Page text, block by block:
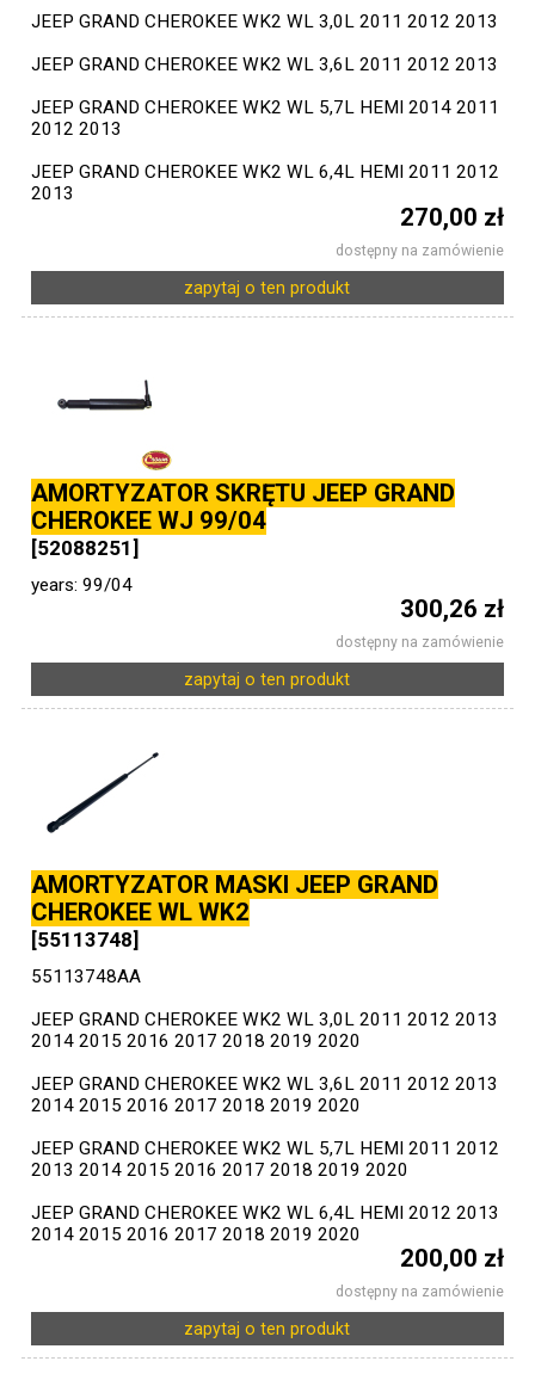
JEEP GRAND CHEROKEE WK2 WL 3,0L 2011 2012 2013
JEEP GRAND CHEROKEE WK2 WL 3,6L 2011 2012 2013
JEEP GRAND CHEROKEE WK2 WL 5,7L HEMI 2014 2011
2012 2013
JEEP GRAND CHEROKEE WK2 WL 6,4L HEMI 2011 2012
2013
270,00 zł
dostępny na zamówienie
zapytaj o ten produkt
AMORTYZATOR SKRĘTU JEEP GRAND
CHEROKEE WJ 99/04
[52088251]
years: 99/04
300,26 zł
dostępny na zamówienie
zapytaj o ten produkt
AMORTYZATOR MASKI JEEP GRAND
CHEROKEE WL WK2
[55113748]
55113748AA
JEEP GRAND CHEROKEE WK2 WL 3,0L 2011 2012 2013
2014 2015 2016 2017 2018 2019 2020
JEEP GRAND CHEROKEE WK2 WL 3,6L 2011 2012 2013
2014 2015 2016 2017 2018 2019 2020
JEEP GRAND CHEROKEE WK2 WL 5,7L HEMI 2011 2012
2013 2014 2015 2016 2017 2018 2019 2020
JEEP GRAND CHEROKEE WK2 WL 6,4L HEMI 2012 2013
2014 2015 2016 2017 2018 2019 2020
200,00 zł
dostępny na zamówienie
zapytaj o ten produkt